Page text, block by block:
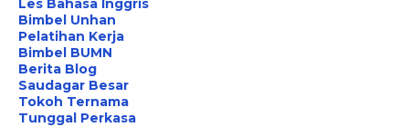
Bimbel Unhan
Pelatihan Kerja
Bimbel BUMN
Berita Blog
Saudagar Besar
Tokoh Ternama
Tunggal Perkasa